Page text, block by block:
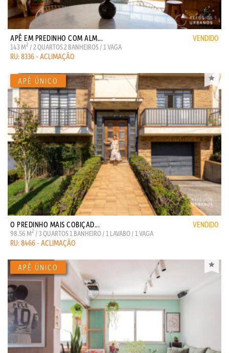
APÊ EM PREDINHO COM ALM... VENDIDO
143 M2 / 2 QUARTOS 2 BANHEIROS / 1 VAGA
RU: 8336 - ACLIMAÇÃO
O PREDINHO MAIS COBIÇAD... VENDIDO
98.56 M2 / 3 QUARTOS 1 BANHEIRO / 1 LAVABO / 1 VAGA
RU: 8466 - ACLIMAÇÃO